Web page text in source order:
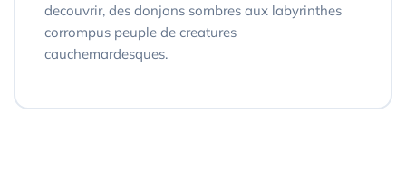
decouvrir, des donjons sombres aux labyrinthes
corrompus peuple de creatures
cauchemardesques.